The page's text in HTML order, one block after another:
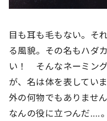
目も耳も毛もない。そ
る風貌。その名もハダ
い！ そんなネーミン
が、名は体を表してい
外の何物でもありませ
なんの役に立つんだ‥‥。